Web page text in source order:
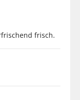
frisch.